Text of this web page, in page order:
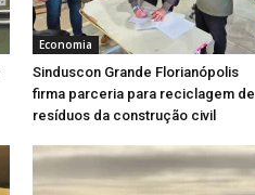
Economia
Sinduscon Grande Florianópolis
firma parceria para reciclagem de
resíduos da construção civil